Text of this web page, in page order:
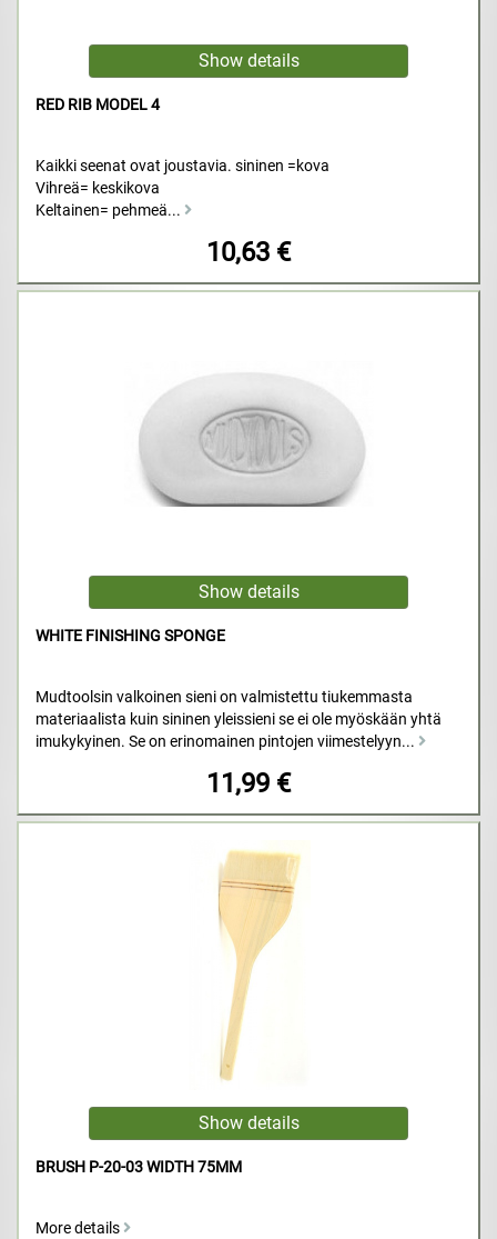
RED RIB MODEL 4
Kaikki seenat ovat joustavia. sininen =kova
Vihreä= keskikova
Keltainen= pehmeä...
10,63 €
WHITE FINISHING SPONGE
Mudtoolsin valkoinen sieni on valmistettu tiukemmasta
materiaalista kuin sininen yleissieni se ei ole myöskään yhtä
imukykyinen. Se on erinomainen pintojen viimestelyyn...
11,99 €
BRUSH P-20-03 WIDTH 75MM
More details